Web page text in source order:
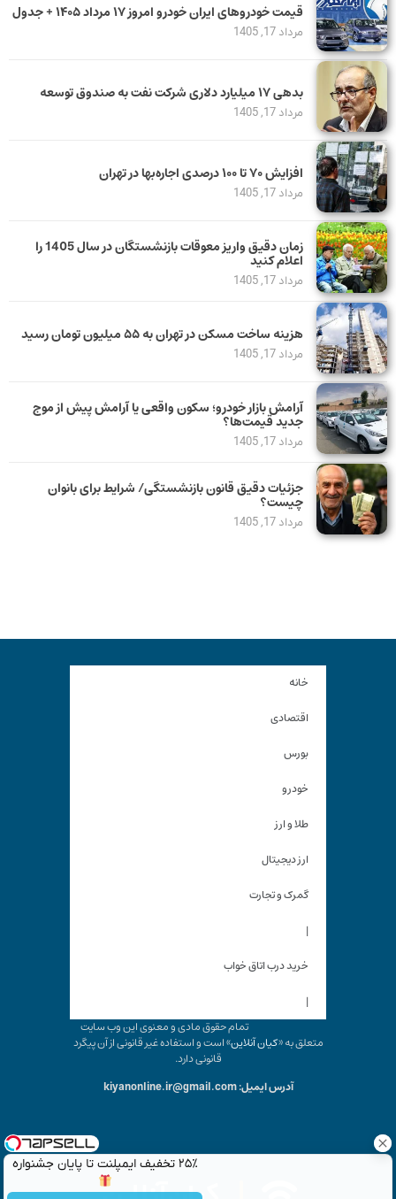
۲۵٪ تخفیف ایمپلنت تا پایان جشنواره
قیمت خودرو‌های ایران خودرو امروز ۱۷ مرداد ۱۴۰۵ + جدول
مرداد 17, 1405
بدهی ١٧ میلیارد دلاری شرکت نفت به صندوق توسعه
مرداد 17, 1405
افزایش ۷۰ تا ۱۰۰ درصدی اجاره‌بها در تهران
مرداد 17, 1405
زمان دقیق واریز معوقات بازنشستگان در سال 1405 را
اعلام کنید
مرداد 17, 1405
هزینه ساخت مسکن در تهران به ۵۵ میلیون تومان رسید
مرداد 17, 1405
آرامش بازار خودرو؛ سکون واقعی یا آرامش پیش از موج
جدید قیمت‌ها؟
مرداد 17, 1405
جزئیات دقیق قانون بازنشستگی/ شرایط برای بانوان
چیست؟
مرداد 17, 1405
خانه
اقتصادی
بورس
خودرو
طلا و ارز
ارز دیجیتال
گمرک و تجارت
|
خرید درب اتاق خواب
|
تمام حقوق مادی و معنوی این وب سایت
متعلق به «کیان آنلاین» است و استفاده غیر قانونی از آن پیگرد
قانونی دارد.
آدرس ایمیل: kiyanonline.ir@gmail.com